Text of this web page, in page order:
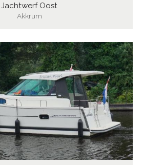
Jachtwerf Oost
Akkrum